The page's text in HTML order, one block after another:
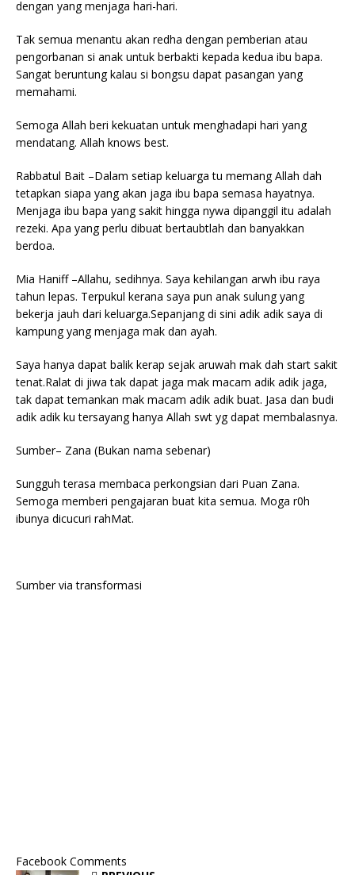
dengan yang menjaga hari-hari.
Tak semua menantu akan redha dengan pemberian atau
pengorbanan si anak untuk berbakti kepada kedua ibu bapa.
Sangat beruntung kalau si bongsu dapat pasangan yang
memahami.
Semoga Allah beri kekuatan untuk menghadapi hari yang
mendatang. Allah knows best.
Rabbatul Bait –Dalam setiap keluarga tu memang Allah dah
tetapkan siapa yang akan jaga ibu bapa semasa hayatnya.
Menjaga ibu bapa yang sakit hingga nywa dipanggil itu adalah
rezeki. Apa yang perlu dibuat bertaubtlah dan banyakkan
berdoa.
Mia Haniff –Allahu, sedihnya. Saya kehilangan arwh ibu raya
tahun lepas. Terpukul kerana saya pun anak sulung yang
bekerja jauh dari keluarga.Sepanjang di sini adik adik saya di
kampung yang menjaga mak dan ayah.
Saya hanya dapat balik kerap sejak aruwah mak dah start sakit
tenat.Ralat di jiwa tak dapat jaga mak macam adik adik jaga,
tak dapat temankan mak macam adik adik buat. Jasa dan budi
adik adik ku tersayang hanya Allah swt yg dapat membalasnya.
Sumber– Zana (Bukan nama sebenar)
Sungguh terasa membaca perkongsian dari Puan Zana.
Semoga memberi pengajaran buat kita semua. Moga r0h
ibunya dicucuri rahMat.
Sumber via transformasi
Facebook Comments